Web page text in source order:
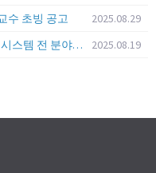
수 초빙 공고
2025.08.29
연세대학교 첨단융합공학부 "모빌리티 시스템 전 분야" 전임교원 특별채용 (2026년 9월 1일자 임용 예정)
2025.08.19